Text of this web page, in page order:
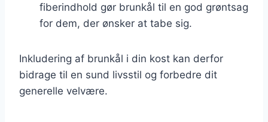
fiberindhold gør brunkål til en god grøntsag
for dem, der ønsker at tabe sig.
Inkludering af brunkål i din kost kan derfor
bidrage til en sund livsstil og forbedre dit
generelle velvære.